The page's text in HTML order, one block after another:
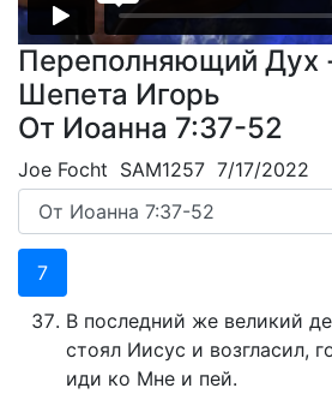
Переполняющий Дух
Шепета Игорь
От Иоанна 7:37-52
Joe Focht SAM1257 7/17/2022
7
В последний же великий
стоял Иисус и возгласил,
иди ко Мне и пей.